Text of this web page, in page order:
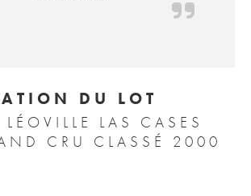
DU LOT
LAS CASES
CRU CLASSÉ 2000